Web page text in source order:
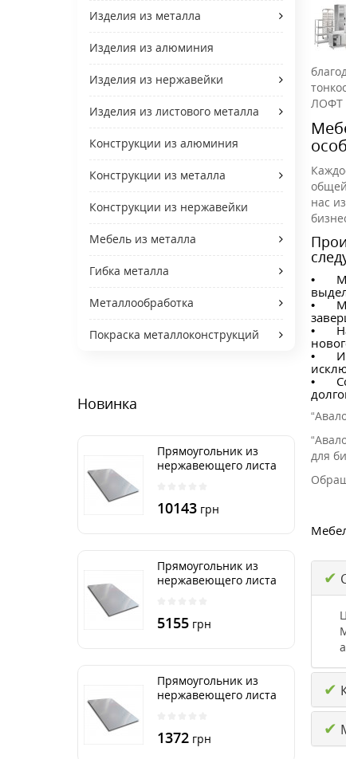
Изделия из металла
Изделия из алюминия
Изделия из нержавейки
Изделия из листового металла
Конструкции из алюминия
Конструкции из металла
Конструкции из нержавейки
Мебель из металла
Гибка металла
Металлообработка
Покраска металлоконструкций
Новинка
Прямоугольник из
нержавеющего листа
10143 грн
Прямоугольник из
нержавеющего листа
5155 грн
Прямоугольник из
нержавеющего листа
1372 грн
ЛОФТ
нас
•
•
•
•
•
для
✔
✔
✔